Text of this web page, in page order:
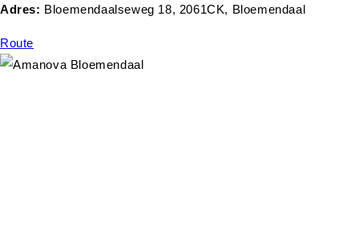
Adres: Bloemendaalseweg 18, 2061CK, Bloemendaal
Route